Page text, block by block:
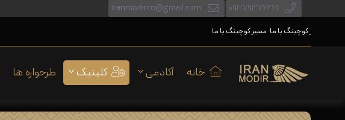
۰۹۳۷۹۳۷۶۲۶۱ iranmodirco@gmail.com
مسیر کوچینگ با ما مسیر کوچینگ با ما
خانه آکادمی کلینیک طرحواره ها